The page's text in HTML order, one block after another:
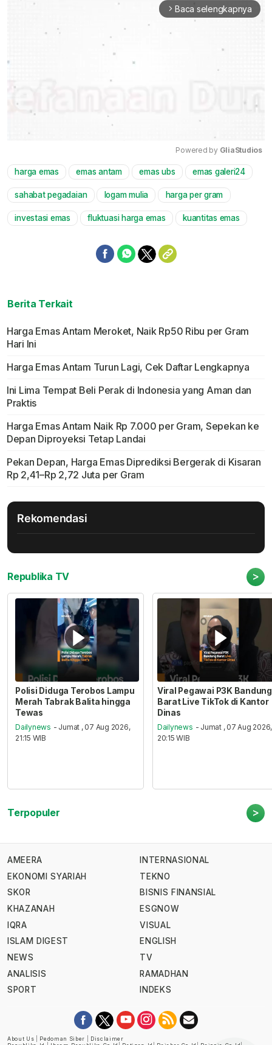
arrow_forward_ios Baca selengkapnya
Mute
Powered by GliaStudios
harga emas emas antam emas ubs emas galeri24
sahabat pegadaian logam mulia harga per gram
investasi emas fluktuasi harga emas kuantitas emas
Berita Terkait
Harga Emas Antam Meroket, Naik Rp50 Ribu per Gram
Hari Ini
Harga Emas Antam Turun Lagi, Cek Daftar Lengkapnya
Ini Lima Tempat Beli Perak di Indonesia yang Aman dan
Praktis
Harga Emas Antam Naik Rp 7.000 per Gram, Sepekan ke
Depan Diproyeksi Tetap Landai
Pekan Depan, Harga Emas Diprediksi Bergerak di Kisaran
Rp 2,41–Rp 2,72 Juta per Gram
Rekomendasi
Republika TV >
Polisi Diduga Terobos Lampu
Merah Tabrak Balita hingga
Tewas
Dailynews - Jumat , 07 Aug 2026,
21:15 WIB
Viral Pegawai P3K Bandung
Barat Live TikTok di Kantor
Dinas
Dailynews - Jumat , 07 Aug 2026,
20:15 WIB
Terpopuler >
AMEERA
EKONOMI SYARIAH
SKOR
KHAZANAH
IQRA
ISLAM DIGEST
NEWS
ANALISIS
SPORT
INTERNASIONAL
TEKNO
BISNIS FINANSIAL
ESGNOW
VISUAL
ENGLISH
TV
RAMADHAN
INDEKS
About Us Pedoman Siber
Disclaimer